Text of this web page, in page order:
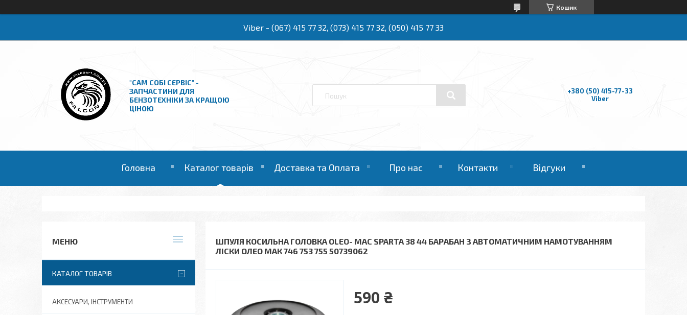
Кошик
Viber - (067) 415 77 32, (073) 415 77 32, (050) 415 77 33
"САМ СОБІ СЕРВІС" -
ЗАПЧАСТИНИ ДЛЯ
БЕНЗОТЕХНІКИ ЗА КРАЩОЮ
ЦІНОЮ
+380 (50) 415-77-33
Viber
Головна Каталог товарів Доставка та Оплата Про нас Контакти Відгуки
ШПУЛЯ КОСИЛЬНА ГОЛОВКА OLEO- MAC SPARTA 38 44 БАРАБАН З АВТОМАТИЧНИМ НАМОТУВАННЯМ
ЛІСКИ ОЛЕО МАК 746 753 755 50739062
590 ₴
КАТАЛОГ ТОВАРІВ
АКСЕСУАРИ, ІНСТРУМЕНТИ